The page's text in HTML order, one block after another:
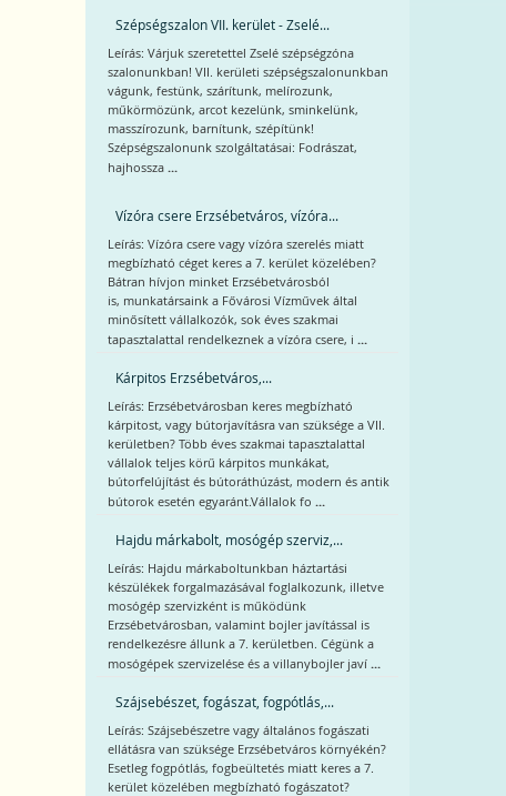
Szépségszalon VII. kerület - Zselé...
Leírás: Várjuk szeretettel Zselé szépségzóna
szalonunkban! VII. kerületi szépségszalonunkban
vágunk, festünk, szárítunk, melírozunk,
műkörmözünk, arcot kezelünk, sminkelünk,
masszírozunk, barnítunk, szépítünk!
Szépségszalonunk szolgáltatásai: Fodrászat,
hajhossza ...
Vízóra csere Erzsébetváros, vízóra...
Leírás: Vízóra csere vagy vízóra szerelés miatt
megbízható céget keres a 7. kerület közelében?
Bátran hívjon minket Erzsébetvárosból
is, munkatársaink a Fővárosi Vízművek által
minősített vállalkozók, sok éves szakmai
tapasztalattal rendelkeznek a vízóra csere, i ...
Kárpitos Erzsébetváros,...
Leírás: Erzsébetvárosban keres megbízható
kárpitost, vagy bútorjavításra van szüksége a VII.
kerületben? Több éves szakmai tapasztalattal
vállalok teljes körű kárpitos munkákat,
bútorfelújítást és bútoráthúzást, modern és antik
bútorok esetén egyaránt.Vállalok fo ...
Hajdu márkabolt, mosógép szerviz,...
Leírás: Hajdu márkaboltunkban háztartási
készülékek forgalmazásával foglalkozunk, illetve
mosógép szervizként is működünk
Erzsébetvárosban, valamint bojler javítással is
rendelkezésre állunk a 7. kerületben. Cégünk a
mosógépek szervizelése és a villanybojler javí ...
Szájsebészet, fogászat, fogpótlás,...
Leírás: Szájsebészetre vagy általános fogászati
ellátásra van szüksége Erzsébetváros környékén?
Esetleg fogpótlás, fogbeültetés miatt keres a 7.
kerület közelében megbízható fogászatot?